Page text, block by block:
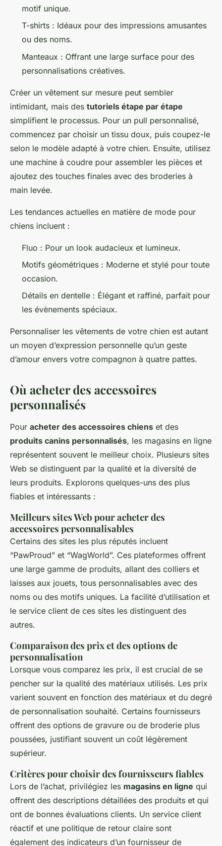
motif unique.
T-shirts : Idéaux pour des impressions amusantes
ou des noms.
Manteaux : Offrant une large surface pour des
personnalisations créatives.
Créer un vêtement sur mesure peut sembler
intimidant, mais des tutoriels étape par étape
simplifient le processus. Pour un pull personnalisé,
commencez par choisir un tissu doux, puis coupez-le
selon le modèle adapté à votre chien. Ensuite, utilisez
une machine à coudre pour assembler les pièces et
ajoutez des touches finales avec des broderies à
main levée.
Les tendances actuelles en matière de mode pour
chiens incluent :
Fluo : Pour un look audacieux et lumineux.
Motifs géométriques : Moderne et stylé pour toute
occasion.
Détails en dentelle : Élégant et raffiné, parfait pour
les évènements spéciaux.
Personnaliser les vêtements de votre chien est autant
un moyen d’expression personnelle qu’un geste
d’amour envers votre compagnon à quatre pattes.
Où acheter des accessoires
personnalisés
Pour acheter des accessoires chiens et des
produits canins personnalisés, les magasins en ligne
représentent souvent le meilleur choix. Plusieurs sites
Web se distinguent par la qualité et la diversité de
leurs produits. Explorons quelques-uns des plus
fiables et intéressants :
Meilleurs sites Web pour acheter des
accessoires personnalisables
Certains des sites les plus réputés incluent
“PawProud” et “WagWorld”. Ces plateformes offrent
une large gamme de produits, allant des colliers et
laisses aux jouets, tous personnalisables avec des
noms ou des motifs uniques. La facilité d’utilisation et
le service client de ces sites les distinguent des
autres.
Comparaison des prix et des options de
personnalisation
Lorsque vous comparez les prix, il est crucial de se
pencher sur la qualité des matériaux utilisés. Les prix
varient souvent en fonction des matériaux et du degré
de personnalisation souhaité. Certains fournisseurs
offrent des options de gravure ou de broderie plus
poussées, justifiant souvent un coût légèrement
supérieur.
Critères pour choisir des fournisseurs fiables
Lors de l’achat, privilégiez les magasins en ligne qui
offrent des descriptions détaillées des produits et qui
ont de bonnes évaluations clients. Un service client
réactif et une politique de retour claire sont
également des indicateurs d’un fournisseur de